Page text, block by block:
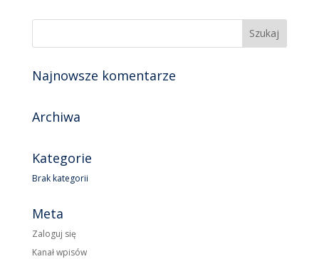
Najnowsze komentarze
Archiwa
Kategorie
Brak kategorii
Meta
Zaloguj się
Kanał wpisów